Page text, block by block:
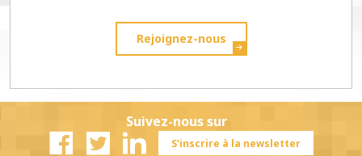
Rejoignez-nous
Suivez-nous sur
S'inscrire à la newsletter